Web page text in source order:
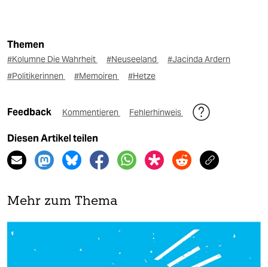
Themen
#Kolumne Die Wahrheit #Neuseeland
#Jacinda Ardern
#Politikerinnen
#Memoiren #Hetze
Feedback Kommentieren Fehlerhinweis
Diesen Artikel teilen
Mehr zum Thema